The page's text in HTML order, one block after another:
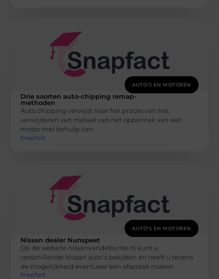
AUTO'S EN MOTOREN
Drie soorten auto-chipping remap-
methoden
Auto chipping verwijst naar het proces van het
verwijderen van metaal van het oppervlak van een
motor met behulp van
Snapfact
AUTO'S EN MOTOREN
Nissan dealer Nunspeet
Op de website nissanvandebunte.nl kunt u
verschillende Nissan auto’s bekijken en heeft u tevens
de mogelijkheid eventueel een afspraak maken
Snapfact